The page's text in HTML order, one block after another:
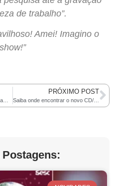
de trabalho”.
Amei! Imagino o
show!”
PRÓXIMO POST
Saiba onde encontrar o novo CD/DVD do Mawaca
NOVIDADES